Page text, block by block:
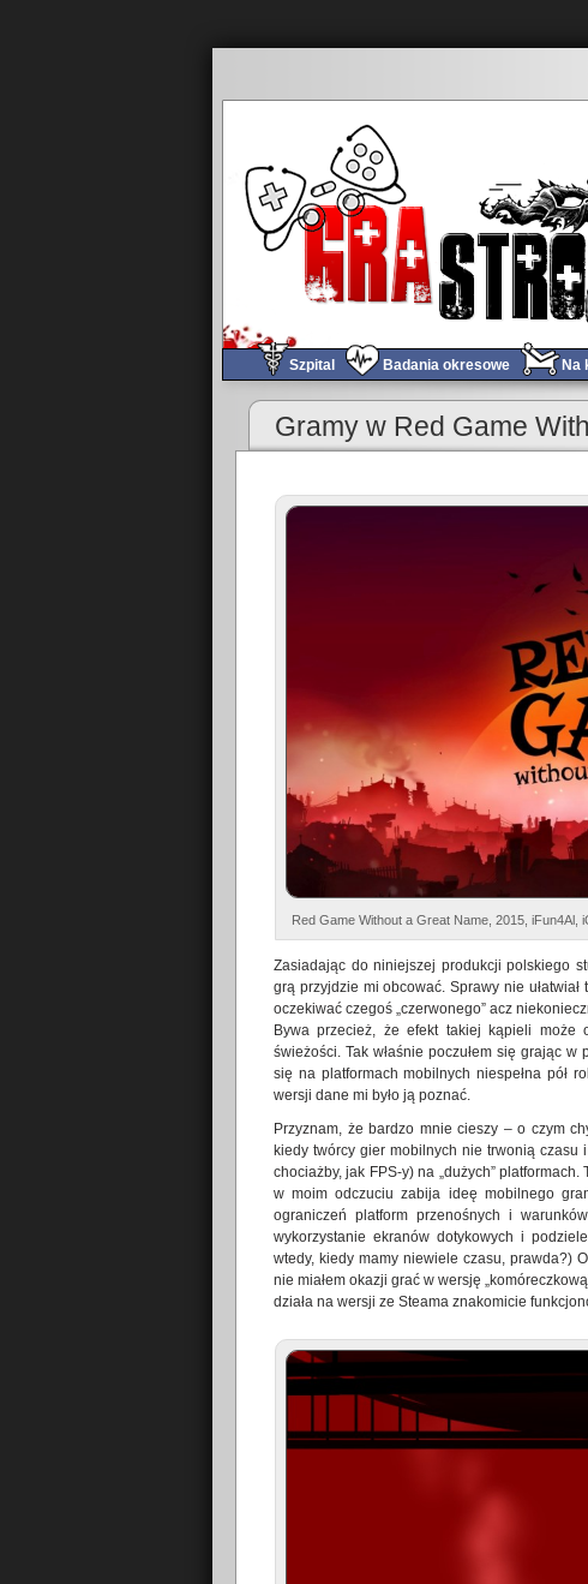
Szpital Badania okresowe Na
Tomograf #28 – Srogi łomot
Gramy w Red Game
Red Game Without a Great Name, 2015, iFun4Al,
Zasiadając do niniejszej produkcji polskiego
grą przyjdzie mi obcować. Sprawy nie ułatwiał
oczekiwać czegoś „czerwonego” acz
Bywa przecież, że efekt takiej kąpieli może
świeżości. Tak właśnie poczułem się grając
się na platformach mobilnych niespełna pół
wersji dane mi było ją poznać.
Przyznam, że bardzo mnie cieszy – o czym
kiedy twórcy gier mobilnych nie trwonią
chociażby, jak FPS-y) na „dużych”
w moim odczuciu zabija ideę mobilnego
ograniczeń platform przenośnych i
wykorzystanie ekranów dotykowych i
wtedy, kiedy mamy niewiele czasu, prawda?)
nie miałem okazji grać w wersję
działa na wersji ze Steama znakomicie